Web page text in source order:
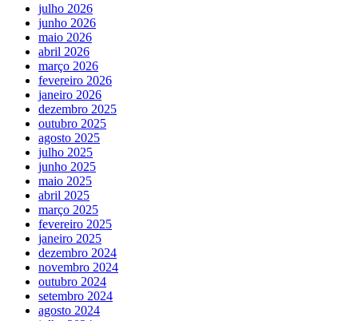
julho 2026
junho 2026
maio 2026
abril 2026
março 2026
fevereiro 2026
janeiro 2026
dezembro 2025
outubro 2025
agosto 2025
julho 2025
junho 2025
maio 2025
abril 2025
março 2025
fevereiro 2025
janeiro 2025
dezembro 2024
novembro 2024
outubro 2024
setembro 2024
agosto 2024